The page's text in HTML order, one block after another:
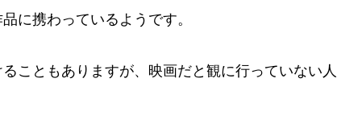
に携わっているようです。
こともありますが、映画だと観に行っていない人